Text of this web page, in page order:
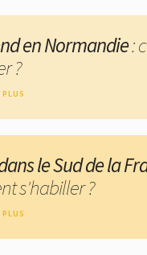
en Normandie:
?
le Sud de la
s'habiller ?